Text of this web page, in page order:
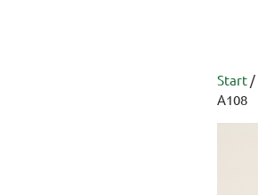
Start /
A108